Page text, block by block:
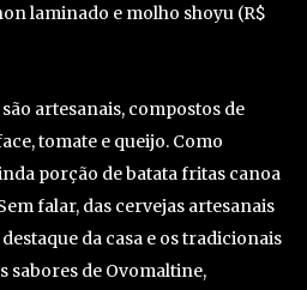
laminado e molho shoyu (R$
artesanais, compostos de
tomate e queijo. Como
porção de batata fritas canoa
falar, das cervejas artesanais
da casa e os tradicionais
sabores de Ovomaltine,